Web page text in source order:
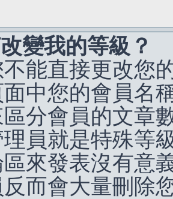
變我的等級？
能直接更改您
中您的會員名
分會員的文章
員就是特殊等
來發表沒有意
而會大量刪除